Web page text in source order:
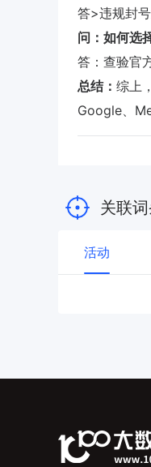
答>违规封
问：如何选
答：查验官
总结： 综上
Google、
关联
活动